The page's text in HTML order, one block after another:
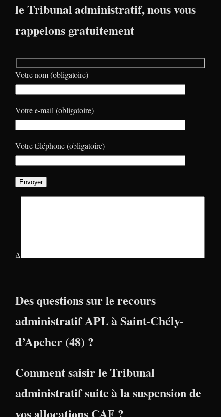
le Tribunal administratif, nous vous
rappelons gratuitement
Votre nom (obligatoire)
Votre e-mail (obligatoire)
Votre téléphone (obligatoire)
Δ
Des questions sur le recours
administratif APL à Saint-Chély-
d’Apcher (48) ?
Comment saisir le Tribunal
administratif suite à la suspension de
vos allocations CAF ?